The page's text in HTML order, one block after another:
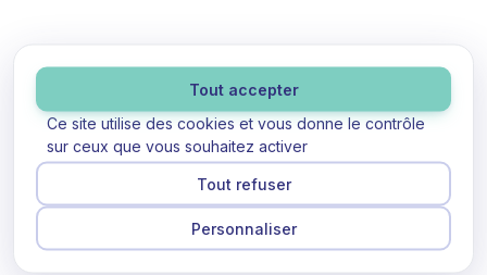
Ce site utilise des cookies et vous donne le contrôle
sur ceux que vous souhaitez activer
Tout accepter
Tout refuser
Personnaliser